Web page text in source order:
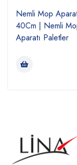
Nemli Mop
40Cm | Nemli
Aparatı Paletler